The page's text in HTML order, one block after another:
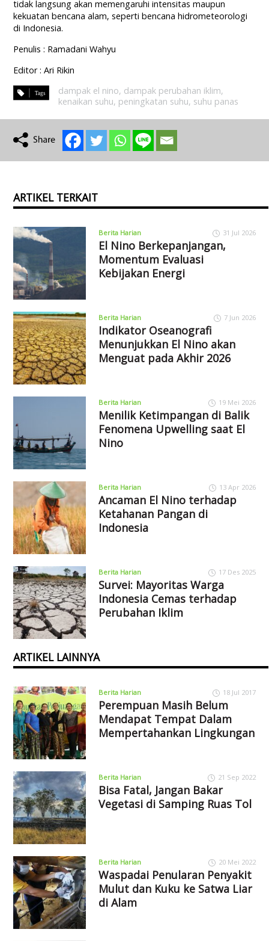
tidak langsung akan memengaruhi intensitas maupun
kekuatan bencana alam, seperti bencana hidrometeorologi
di Indonesia.
Penulis : Ramadani Wahyu
Editor : Ari Rikin
dampak el nino, dampak perubahan iklim,
kenaikan suhu, peningkatan suhu, suhu panas
ARTIKEL TERKAIT
Berita Harian 31 Jul 2026
El Nino Berkepanjangan,
Momentum Evaluasi
Kebijakan Energi
Berita Harian 7 Jun 2026
Indikator Oseanografi
Menunjukkan El Nino akan
Menguat pada Akhir 2026
Berita Harian 19 Mei 2026
Menilik Ketimpangan di Balik
Fenomena Upwelling saat El
Nino
Berita Harian 13 Apr 2026
Ancaman El Nino terhadap
Ketahanan Pangan di
Indonesia
Berita Harian 17 Des 2025
Survei: Mayoritas Warga
Indonesia Cemas terhadap
Perubahan Iklim
ARTIKEL LAINNYA
Berita Harian 18 Jul 2017
Perempuan Masih Belum
Mendapat Tempat Dalam
Mempertahankan Lingkungan
Berita Harian 21 Sep 2022
Bisa Fatal, Jangan Bakar
Vegetasi di Samping Ruas Tol
Berita Harian 20 Mei 2022
Waspadai Penularan Penyakit
Mulut dan Kuku ke Satwa Liar
di Alam